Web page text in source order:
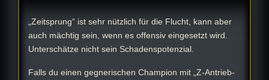
„Zeitsprung“ ist sehr nützlich für die Flucht, kann aber
auch mächtig sein, wenn es offensiv eingesetzt wird.
Unterschätze nicht sein Schadenspotenzial.
Falls du einen gegnerischen Champion mit „Z-Antrieb-